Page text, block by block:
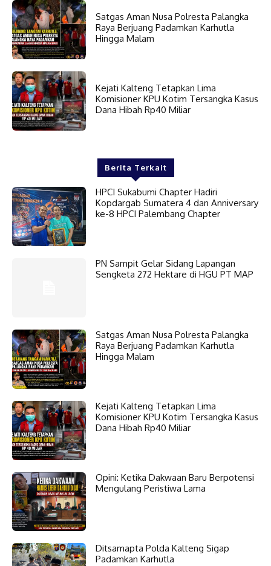
Satgas Aman Nusa Polresta Palangka
Raya Berjuang Padamkan Karhutla
Hingga Malam
Kejati Kalteng Tetapkan Lima
Komisioner KPU Kotim Tersangka Kasus
Dana Hibah Rp40 Miliar
Berita Terkait
HPCI Sukabumi Chapter Hadiri
Kopdargab Sumatera 4 dan Anniversary
ke-8 HPCI Palembang Chapter
PN Sampit Gelar Sidang Lapangan
Sengketa 272 Hektare di HGU PT MAP
Satgas Aman Nusa Polresta Palangka
Raya Berjuang Padamkan Karhutla
Hingga Malam
Kejati Kalteng Tetapkan Lima
Komisioner KPU Kotim Tersangka Kasus
Dana Hibah Rp40 Miliar
Opini: Ketika Dakwaan Baru Berpotensi
Mengulang Peristiwa Lama
Ditsamapta Polda Kalteng Sigap
Padamkan Karhutla